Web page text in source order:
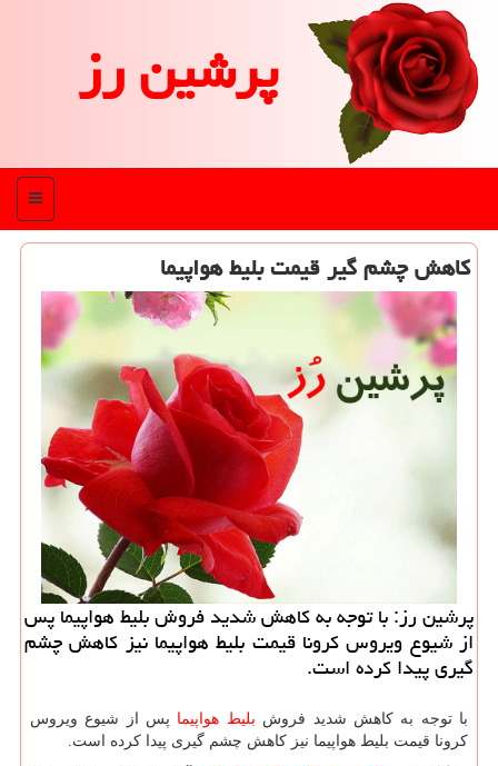
پرشین رز
منو
كاهش چشم گیر قیمت بلیط هواپیما
پرشین رز: با توجه به كاهش شدید فروش بلیط هواپیما پس
از شیوع ویروس كرونا قیمت بلیط هواپیما نیز كاهش چشم
گیری پیدا كرده است.
با توجه به کاهش شدید فروش بلیط هواپیما پس از شیوع ویروس
کرونا قیمت بلیط هواپیما نیز کاهش چشم گیری پیدا کرده است.